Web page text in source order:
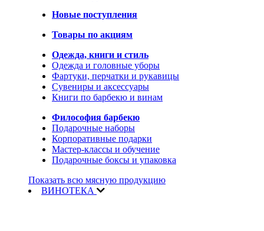
Новые поступления
Товары по акциям
Одежда, книги и стиль
Одежда и головные уборы
Фартуки, перчатки и рукавицы
Сувениры и аксессуары
Книги по барбекю и винам
Философия барбекю
Подарочные наборы
Корпоративные подарки
Мастер-классы и обучение
Подарочные боксы и упаковка
Показать всю мясную продукцию
ВИНОТЕКА